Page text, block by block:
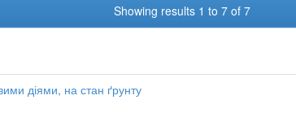
Showing results 1 to 7 of 7
діями, на стан ґрунту